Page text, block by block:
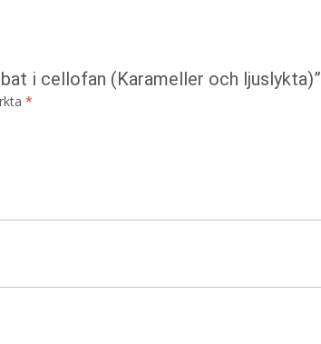
i cellofan (Karameller och ljuslykta)”
*